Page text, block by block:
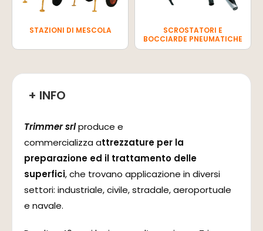
STAZIONI DI MESCOLA
SCROSTATORI E
BOCCIARDE PNEUMATICHE
+ INFO
Trimmer srlproduce e
commercializza attrezzature per la
preparazione ed il trattamento delle
superfici, che trovano applicazione in diversi
settori: industriale, civile, stradale, aeroportuale
e navale.